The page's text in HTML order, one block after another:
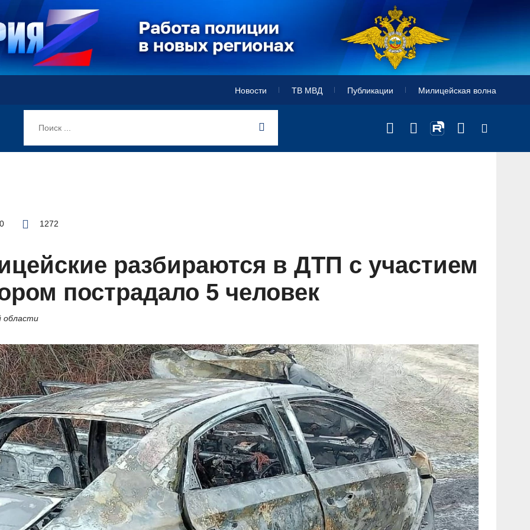
Новости ТВ МВД Публикации Милицейская волна
1272
разбираются в ДТП с участием
пострадало 5 человек
области